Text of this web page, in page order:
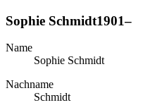
Sophie Schmidt1901–
Name
Sophie Schmidt
Nachname
Schmidt